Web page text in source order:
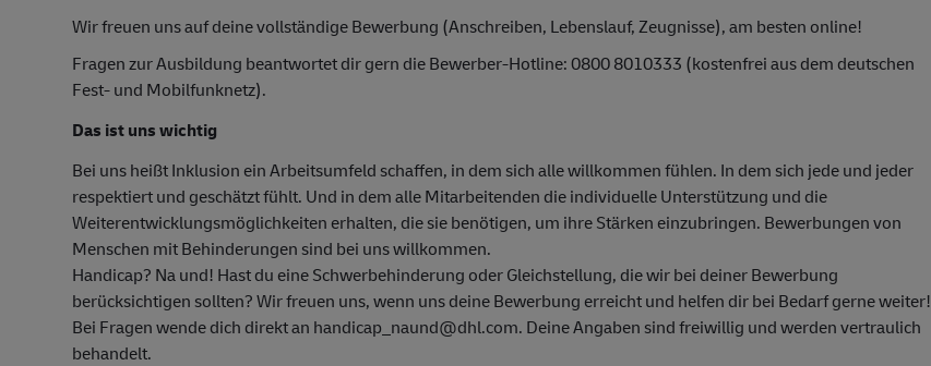
Wir freuen uns auf deine vollständige Bewerbung (Anschreiben, Lebenslauf, Zeugnisse), am besten online!
Fragen zur Ausbildung beantwortet dir gern die Bewerber-Hotline: 0800 8010333 (kostenfrei aus dem deutschen
Fest- und Mobilfunknetz).
Das ist uns wichtig
Bei uns heißt Inklusion ein Arbeitsumfeld schaffen, in dem sich alle willkommen fühlen. In dem sich jede und jeder
respektiert und geschätzt fühlt. Und in dem alle Mitarbeitenden die individuelle Unterstützung und die
Weiterentwicklungsmöglichkeiten erhalten, die sie benötigen, um ihre Stärken einzubringen. Bewerbungen von
Menschen mit Behinderungen sind bei uns willkommen.
Handicap? Na und! Hast du eine Schwerbehinderung oder Gleichstellung, die wir bei deiner Bewerbung
berücksichtigen sollten? Wir freuen uns, wenn uns deine Bewerbung erreicht und helfen dir bei Bedarf gerne weiter!
Bei Fragen wende dich direkt an handicap_naund@dhl.com. Deine Angaben sind freiwillig und werden vertraulich
behandelt.